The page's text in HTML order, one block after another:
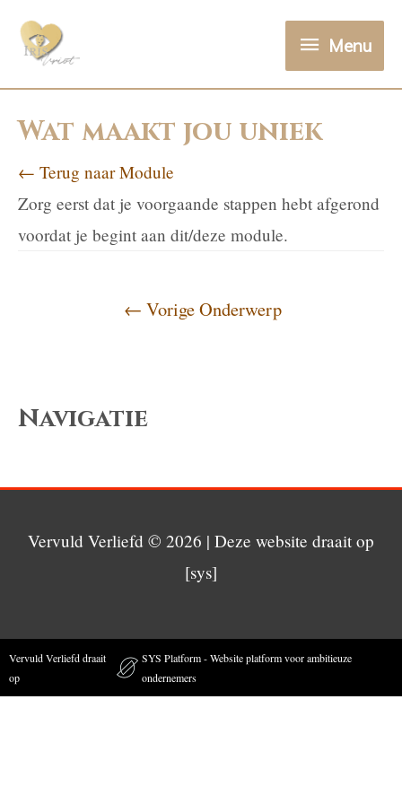
Menu
Wat maakt jou uniek
← Terug naar Module
Zorg eerst dat je voorgaande stappen hebt afgerond
voordat je begint aan dit/deze module.
← Vorige Onderwerp
Navigatie
Vervuld Verliefd © 2026 | Deze website draait op
[sys]
Vervuld Verliefd draait
op
SYS Platform - Website platform voor ambitieuze
ondernemers